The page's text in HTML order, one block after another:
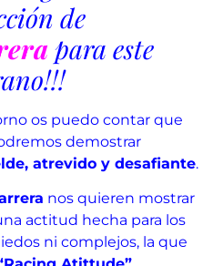
de
para este
os puedo contar que
demostrar
atrevido y desafiante.
nos quieren mostrar
actitud hecha para los
ni complejos, la que